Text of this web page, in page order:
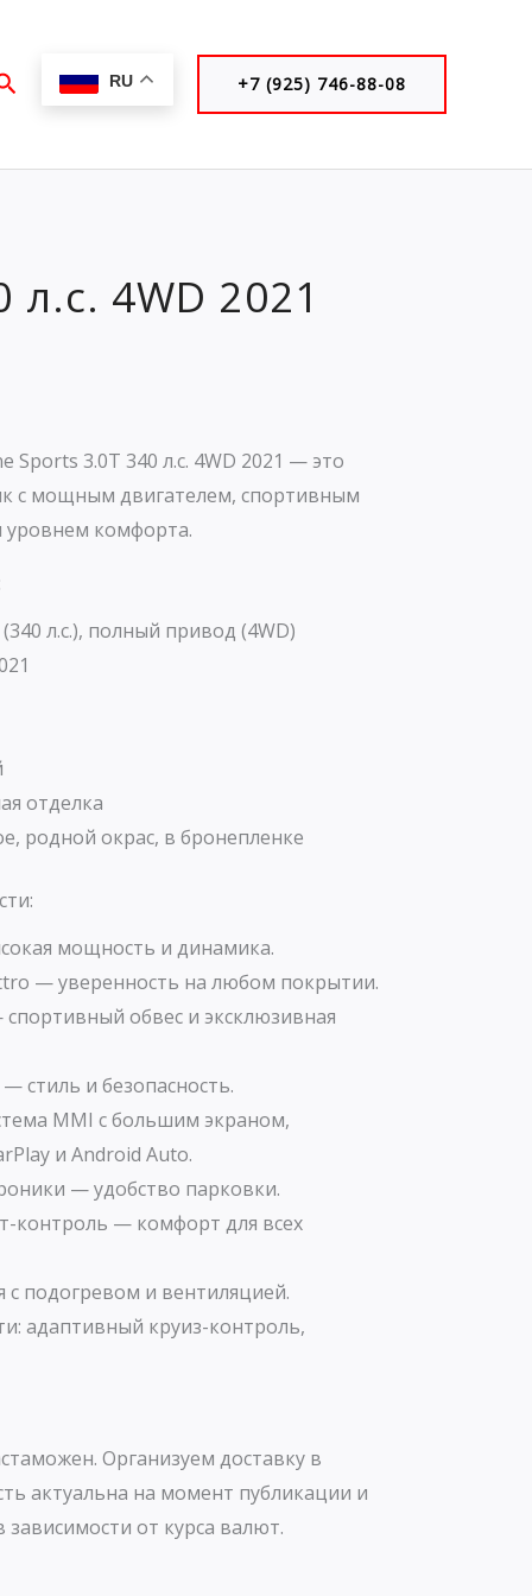
RU +7 (925) 746-88-08
4WD 2021
Sports 3.0T 340 л.с. 4WD 2021 — это
с мощным двигателем, спортивным
уровнем комфорта.
л.с.), полный привод (4WD)
отделка
родной окрас, в бронепленке
мощность и динамика.
— уверенность на любом покрытии.
обвес и эксклюзивная
стиль и безопасность.
MMI с большим экраном,
и Android Auto.
— удобство парковки.
контроль — комфорт для всех
подогревом и вентиляцией.
адаптивный круиз-контроль,
Организуем доставку в
актуальна на момент публикации и
от курса валют.